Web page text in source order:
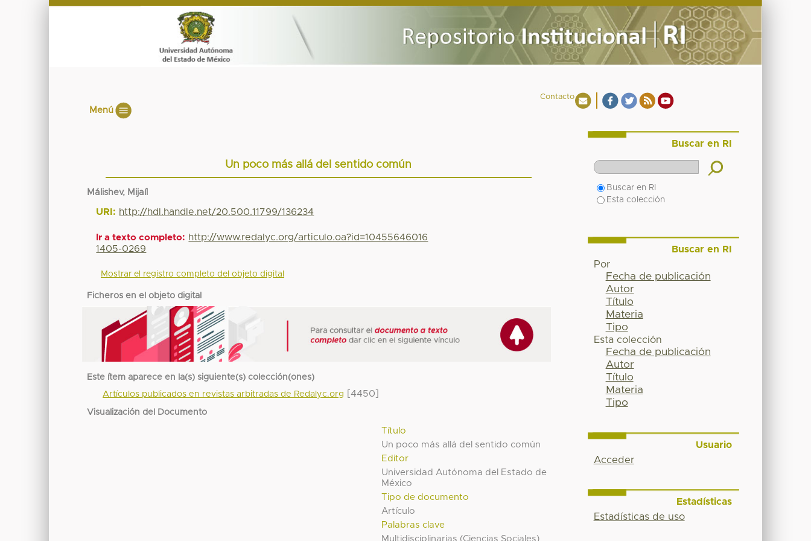
Contacto
Menú
Un poco más allá del sentido común
Málishev, Mijaíl
URI: http://hdl.handle.net/20.500.11799/136234
Ir a texto completo: http://www.redalyc.org/articulo.oa?id=10455646016
1405-0269
Mostrar el registro completo del objeto digital
Ficheros en el objeto digital
Este ítem aparece en la(s) siguiente(s) colección(ones)
Artículos publicados en revistas arbitradas de Redalyc.org
[4450]
Visualización del Documento
Título
Un poco más allá del sentido común
Editor
Universidad Autónoma del Estado de
México
Tipo de documento
Artículo
Palabras clave
Multidisciplinarias (Ciencias Sociales)
Buscar en RI
Buscar en RI
Esta colección
Buscar en RI
Por
Fecha de publicación
Autor
Título
Materia
Tipo
Esta colección
Fecha de publicación
Autor
Título
Materia
Tipo
Usuario
Acceder
Estadísticas
Estadísticas de uso